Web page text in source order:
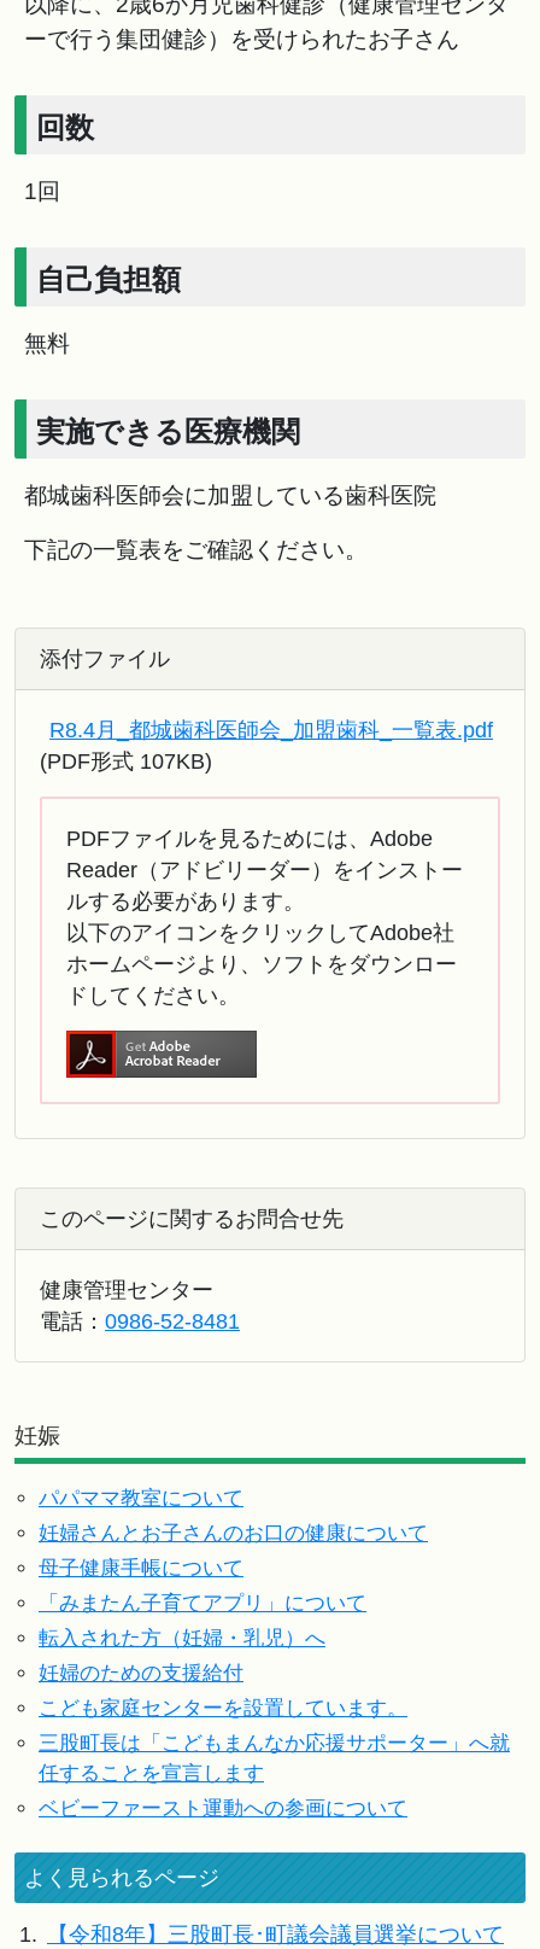
ーで行う集団健診）を受けられたお子さん
回数
1回
自己負担額
無料
実施できる医療機関
都城歯科医師会に加盟している歯科医院
下記の一覧表をご確認ください。
添付ファイル
R8.4月_都城歯科医師会_加盟歯科_一覧表.pdf
(PDF形式 107KB)
PDFファイルを見るためには、Adobe
Reader（アドビリーダー）をインストー
ルする必要があります。
以下のアイコンをクリックしてAdobe社
ホームページより、ソフトをダウンロー
ドしてください。
このページに関するお問合せ先
健康管理センター
電話： 0986-52-8481
妊娠
パパママ教室について
妊婦さんとお子さんのお口の健康について
母子健康手帳について
「みまたん子育てアプリ」について
転入された方（妊婦・乳児）へ
妊婦のための支援給付
こども家庭センターを設置しています。
三股町長は「こどもまんなか応援サポーター」へ就
任することを宣言します
ベビーファースト運動への参画について
よく見られるページ
1.
【令和8年】三股町長･町議会議員選挙について